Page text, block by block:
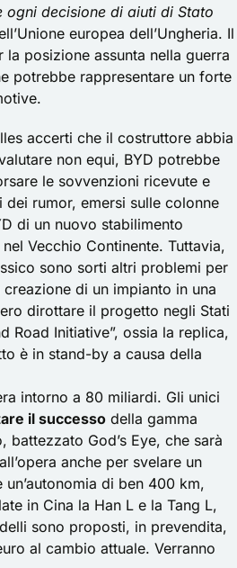
ogni decisione di aiuti di Stato
europea dell’Ungheria. Il
posizione assunta nella guerra
potrebbe rappresentare un forte
accerti che il costruttore abbia
non equi, BYD potrebbe
le sovvenzioni ricevute e
rumor, emersi sulle colonne
di un nuovo stabilimento
Vecchio Continente. Tuttavia,
sono sorti altri problemi per
di un impianto in una
dirottare il progetto negli Stati
Road Initiative”, ossia la replica,
è in stand-by a causa della
intorno a 80 miliardi. Gli unici
il successo della gamma
God’s Eye, che sarà
anche per svelare un
di ben 400 km,
in Cina la Han L e la Tang L,
sono proposti, in prevendita,
al cambio attuale. Verranno